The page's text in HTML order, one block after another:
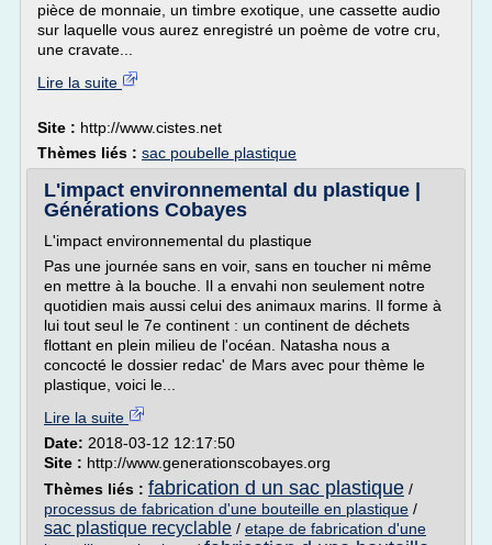
pièce de monnaie, un timbre exotique, une cassette audio
sur laquelle vous aurez enregistré un poème de votre cru,
une cravate...
Lire la suite
Site : http://www.cistes.net
Thèmes liés : sac poubelle plastique
L'impact environnemental du plastique |
Générations Cobayes
L'impact environnemental du plastique
Pas une journée sans en voir, sans en toucher ni même
en mettre à la bouche. Il a envahi non seulement notre
quotidien mais aussi celui des animaux marins. Il forme à
lui tout seul le 7e continent : un continent de déchets
flottant en plein milieu de l'océan. Natasha nous a
concocté le dossier redac' de Mars avec pour thème le
plastique, voici le...
Lire la suite
Date: 2018-03-12 12:17:50
Site : http://www.generationscobayes.org
Thèmes liés : fabrication d un sac plastique /
processus de fabrication d'une bouteille en plastique /
sac plastique recyclable / etape de fabrication d'une